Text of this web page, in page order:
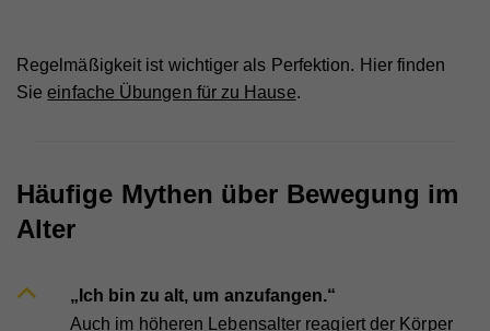
Regelmäßigkeit ist wichtiger als Perfektion. Hier finden
Sieeinfache Übungen für zu Hause.
Häufige Mythen über Bewegung im
Alter
„Ich bin zu alt, um anzufangen.“
Auch im höheren Lebensalter reagiert der Körper
Name _gid
Anbieter Whatchado
Zweck
um statistische Daten dazu, wie der Besucher die
Name _ga
Laufzeit 1 Tag
Registriert eine eindeutige ID, die verwendet wird,